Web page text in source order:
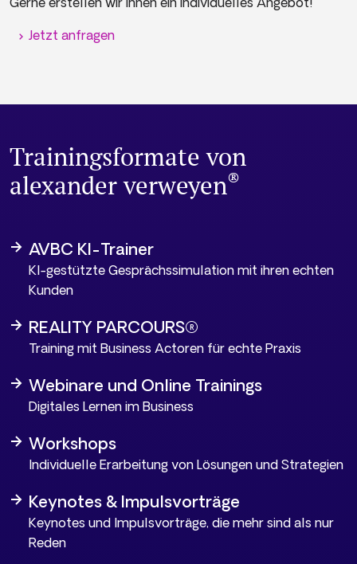
Jetzt anfragen
Trainingsformate von
alexander verweyen®
AVBC KI-Trainer
KI-gestützte Gesprächssimulation mit ihren echten
Kunden
REALITY PARCOURS®
Training mit Business Actoren für echte Praxis
Webinare und Online Trainings
Digitales Lernen im Business
Workshops
Individuelle Erarbeitung von Lösungen und Strategien
Keynotes & Impulsvorträge
Keynotes und Impulsvorträge, die mehr sind als nur
Reden